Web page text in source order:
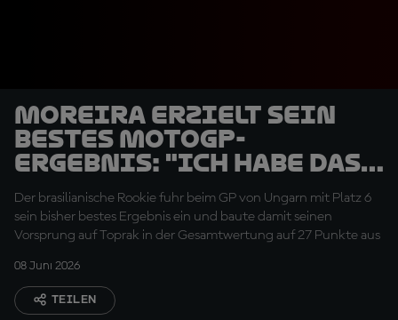
Moreira erzielt sein
bestes MotoGP-
Ergebnis: "Ich habe das
Wochenende wirklich
genossen"
Der brasilianische Rookie fuhr beim GP von Ungarn mit Platz 6
sein bisher bestes Ergebnis ein und baute damit seinen
Vorsprung auf Toprak in der Gesamtwertung auf 27 Punkte aus
08 Juni 2026
TEILEN